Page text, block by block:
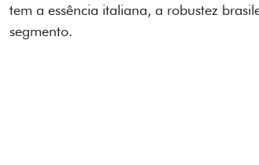
carro, que possui acabamento